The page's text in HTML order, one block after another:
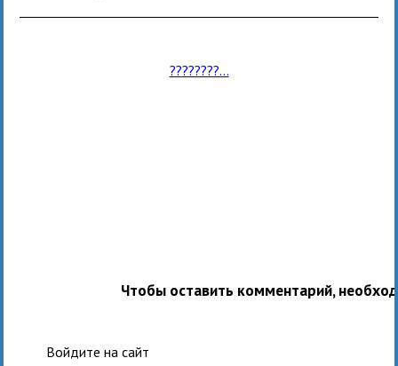
????????...
Чтобы оставить комментарий,
Войдите на сайт